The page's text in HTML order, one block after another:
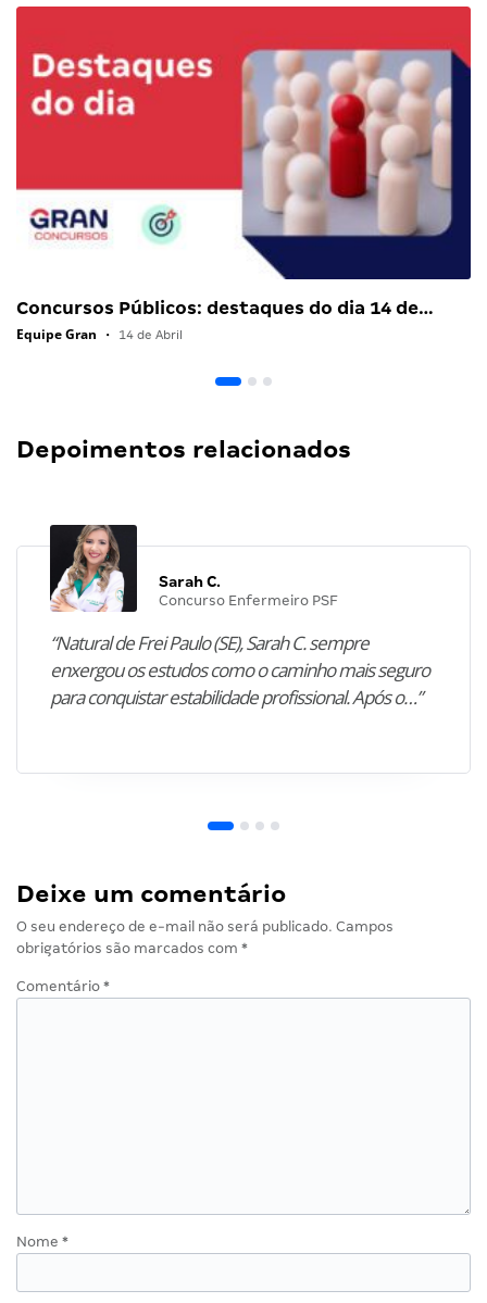
Concursos Públicos: destaques do dia 14 de…
Equipe Gran • 14 de Abril
Depoimentos relacionados
Sarah C.
Concurso Enfermeiro PSF
“Natural de Frei Paulo (SE), Sarah C. sempre
enxergou os estudos como o caminho mais seguro
para conquistar estabilidade profissional. Após o…”
Deixe um comentário
O seu endereço de e-mail não será publicado. Campos
obrigatórios são marcados com *
Comentário *
Nome *